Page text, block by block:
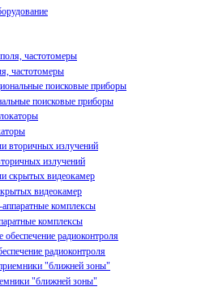
частотомеры
поисковые приборы
излучений
видеокамер
комплексы
радиоконтроля
"ближней зоны"